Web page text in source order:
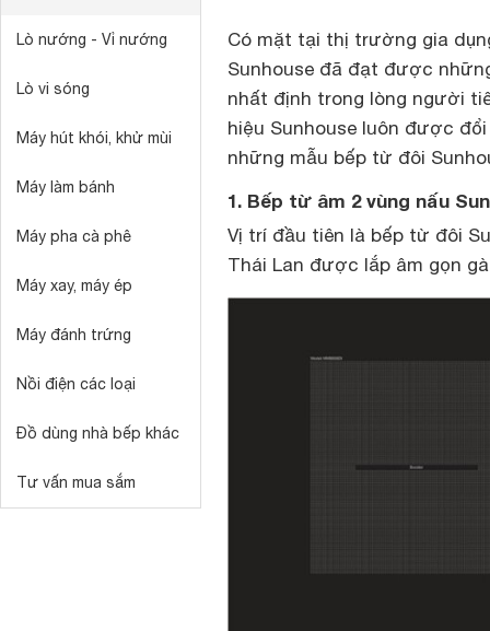
Lò nướng - Vỉ nướng
Lò vi sóng
Máy hút khói, khử mùi
Máy làm bánh
Máy pha cà phê
Máy xay, máy ép
Máy đánh trứng
Nồi điện các loại
Đồ dùng nhà bếp khác
Tư vấn mua sắm
Có mặt tại thị trường gia
Sunhouse đã đạt được
nhất định trong lòng người
hiệu Sunhouse luôn được
những mẫu bếp từ đôi
1. Bếp từ âm 2 vùng nấu
Vị trí đầu tiên là bếp từ đôi
Thái Lan được lắp âm gọn